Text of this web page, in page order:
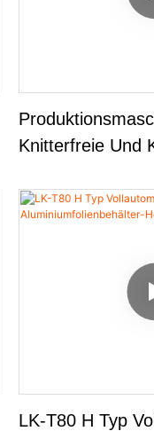
Knitterfreie Und
LK-T80 H Typ